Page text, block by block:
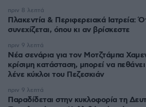
Πλακεντία & Περιφερειακά Ιατρεία:
συνεχίζεται, όπου κι αν βρίσκεστε
πριν 8 λεπτά
Νέα σενάρια για τον Μοτζτάμπα
κρίσιμη κατάσταση, μπορεί να
λένε κύκλοι του Πεζεσκιάν
πριν 9 λεπτά
Παραδίδεται στην κυκλοφορία τη
πριν 9 λεπτά